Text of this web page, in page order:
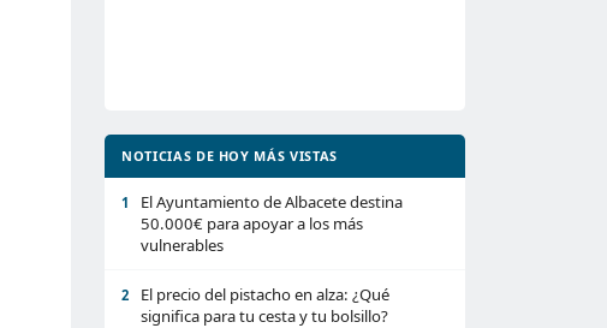
NOTICIAS DE HOY MÁS VISTAS
1
El Ayuntamiento de Albacete destina
50.000€ para apoyar a los más
vulnerables
2
El precio del pistacho en alza: ¿Qué
significa para tu cesta y tu bolsillo?